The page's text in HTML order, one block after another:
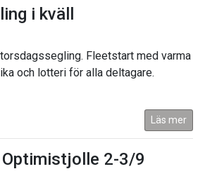
i kväll
Fleetstart med varma
och lotteri för alla deltagare.
Läs mer
Optimistjolle 2-3/9